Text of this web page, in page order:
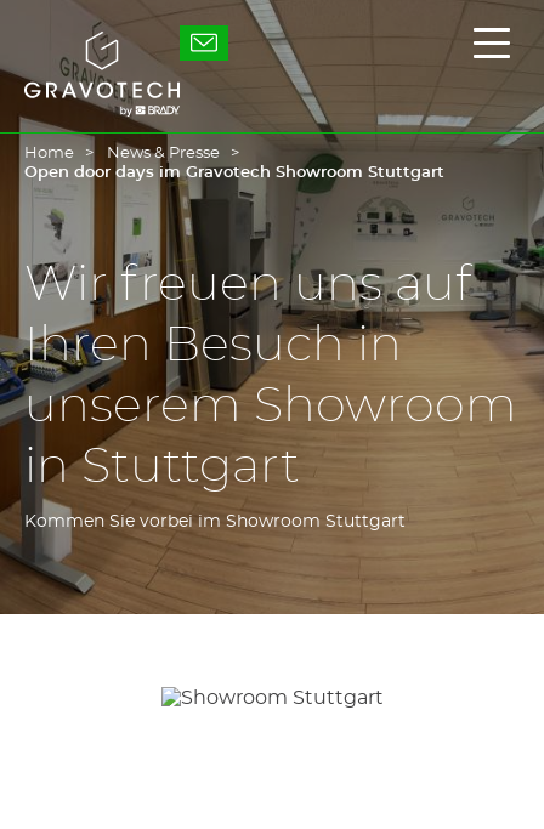
content
Gravotech
Home
News & Presse
Open door days im Gravotech Showroom Stuttgart
Wir freuen uns auf
Ihren Besuch in
unserem Showroom
in Stuttgart
Kommen Sie vorbei im Showroom Stuttgart